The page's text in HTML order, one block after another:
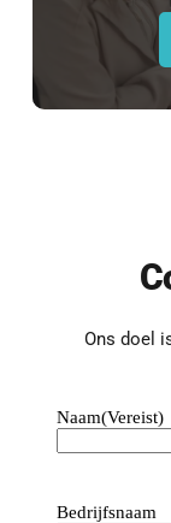
Ons doel
Naam(Vereist)
Bedrijfsnaam